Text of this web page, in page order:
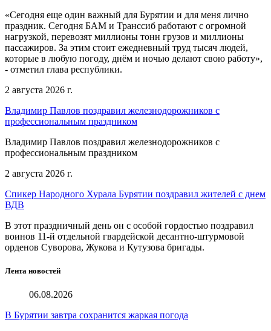
«Сегодня еще один важный для Бурятии и для меня лично
праздник. Сегодня БАМ и Транссиб работают с огромной
нагрузкой, перевозят миллионы тонн грузов и миллионы
пассажиров. За этим стоит ежедневный труд тысяч людей,
которые в любую погоду, днём и ночью делают свою работу»,
- отметил глава республики.
2 августа 2026 г.
Владимир Павлов поздравил железнодорожников с
профессиональным праздником
Владимир Павлов поздравил железнодорожников с
профессиональным праздником
2 августа 2026 г.
Спикер Народного Хурала Бурятии поздравил жителей с днем
ВДВ
В этот праздничный день он с особой гордостью поздравил
воинов 11-й отдельной гвардейской десантно-штурмовой
орденов Суворова, Жукова и Кутузова бригады.
Лента новостей
06.08.2026
В Бурятии завтра сохранится жаркая погода